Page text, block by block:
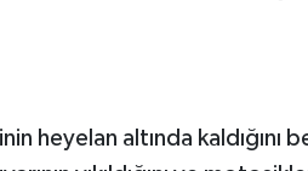
heyelan altında kaldığını